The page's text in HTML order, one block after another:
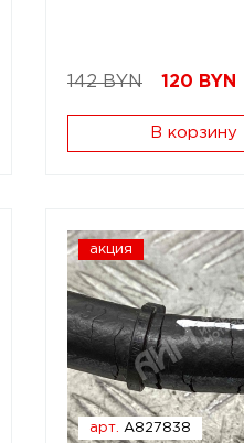
142 BYN 120 BYN
В корзину
акция
арт. A827838